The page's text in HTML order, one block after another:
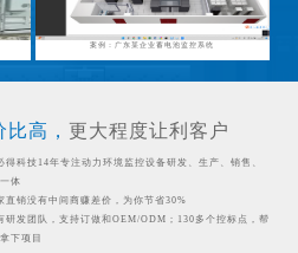
案例：广东某企业蓄电池监控系统
比高， 更大程度让利客户
得科技14年专注动力环境监控设备研发、生产、销售、
体
直销没有中间商赚差价，为你节省30%
研发团队，支持订做和OEM/ODM；130多个控标点，帮
下项目